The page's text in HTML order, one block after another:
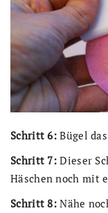
Schritt 6: Bügel
Schritt 7: Dieser
Häschen noch mit
Schritt 8: Nähe